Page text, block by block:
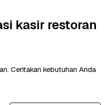
kasir restoran
Ceritakan kebutuhan Anda